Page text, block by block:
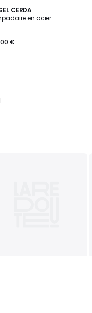
CERDA
en acier
€